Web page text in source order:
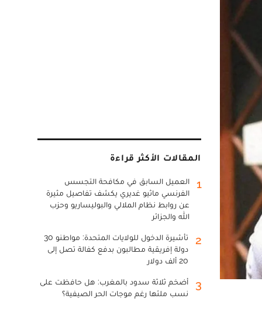
المقالات الأكثر قراءة
1
العميل السابق في مكافحة التجسس
الفرنسي ماثيو غديري يكشف تفاصيل مثيرة
عن روابط نظام الملالي والبوليساريو وحزب
الله والجزائر
2
تأشيرة الدخول للولايات المتحدة: مواطنو 30
دولة إفريقية مطالبون بدفع كفالة تصل إلى
20 ألف دولار
3
أضخم ثلاثة سدود بالمغرب: هل حافظت على
نسب ملئها رغم موجات الحر الصيفية؟